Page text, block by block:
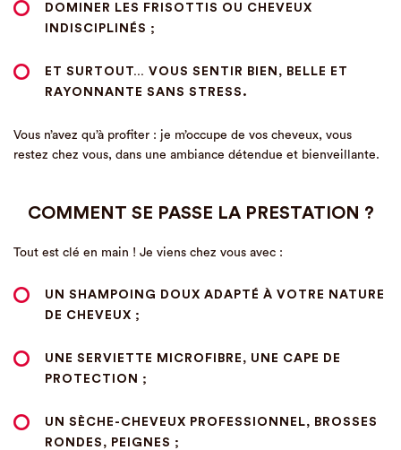
DOMINER LES FRISOTTIS OU CHEVEUX
INDISCIPLINÉS ;
ET SURTOUT… VOUS SENTIR BIEN, BELLE ET
RAYONNANTE SANS STRESS.
Vous n’avez qu’à profiter : je m’occupe de vos cheveux, vous
restez chez vous, dans une ambiance détendue et bienveillante.
COMMENT SE PASSE LA PRESTATION ?
Tout est clé en main ! Je viens chez vous avec :
UN SHAMPOING DOUX ADAPTÉ À VOTRE NATURE
DE CHEVEUX ;
UNE SERVIETTE MICROFIBRE , UNE CAPE DE
PROTECTION ;
UN SÈCHE-CHEVEUX PROFESSIONNEL, BROSSES
RONDES, PEIGNES ;